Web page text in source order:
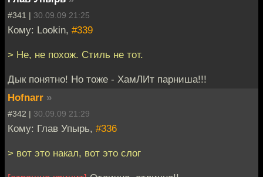
#341 | 30.09.09 21:25
Кому: Lookin, #339
> Не, не похож. Стиль не тот.
Дык понятно! Но тоже - ХамЛИт парниша!!!
Hofnarr »
#342 | 30.09.09 21:29
Кому: Глав Упырь, #336
> вот это накал, вот это слог